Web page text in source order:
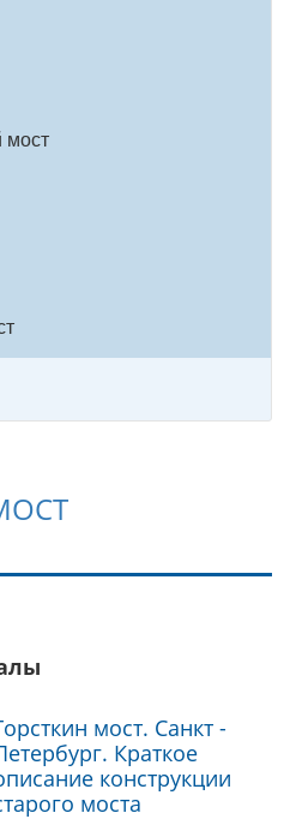
мост
мост. Санкт -
Краткое
конструкции
моста